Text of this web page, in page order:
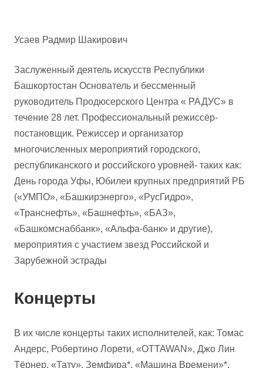
Усаев Радмир Шакирович
Заслуженный деятель искусств Республики
Башкортостан Основатель и бессменный
руководитель Продюсерского Центра « РАДУС» в
течение 28 лет. Профессиональный режиссёр-
постановщик. Режиссер и организатор
многочисленных мероприятий городского,
республиканского и российского уровней- таких как:
День города Уфы, Юбилеи крупных предприятий РБ
(«УМПО», «Башкирэнерго», «РусГидро»,
«Транснефть», «Башнефть», «БАЗ»,
«Башкомснаббанк», «Альфа-банк» и другие),
мероприятия с участием звезд Российской и
Зарубежной эстрады
Концерты
В их числе концерты таких исполнителей, как: Томас
Андерс, Робертино Лорети, «OTTAWAN», Джо Лин
Тёрнер, «Тату», Земфира*, «Машина Времени»*,